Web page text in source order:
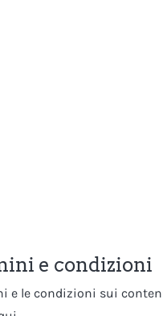
e condizioni
e le condizioni sui